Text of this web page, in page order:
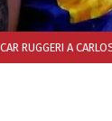
RUGGERI A